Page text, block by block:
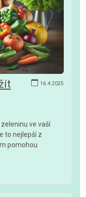
16.4.2025
ve vaší
to nejlepší z
pomohou